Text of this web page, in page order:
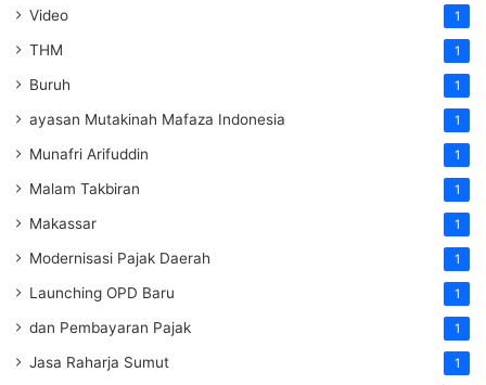
Video 1
THM 1
Buruh 1
ayasan Mutakinah Mafaza Indonesia 1
Munafri Arifuddin 1
Malam Takbiran 1
Makassar 1
Modernisasi Pajak Daerah 1
Launching OPD Baru 1
dan Pembayaran Pajak 1
Jasa Raharja Sumut 1